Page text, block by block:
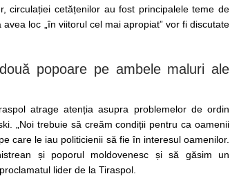
circulației cetățenilor au fost principalele teme de
loc „în viitorul cel mai apropiat” vor fi discutate
popoare pe ambele maluri ale
atrage atenția asupra problemelor de ordin
„Noi trebuie să creăm condiții pentru ca oamenii
care le iau politicienii să fie în interesul oamenilor.
și poporul moldovenesc și să găsim un
lider de la Tiraspol.